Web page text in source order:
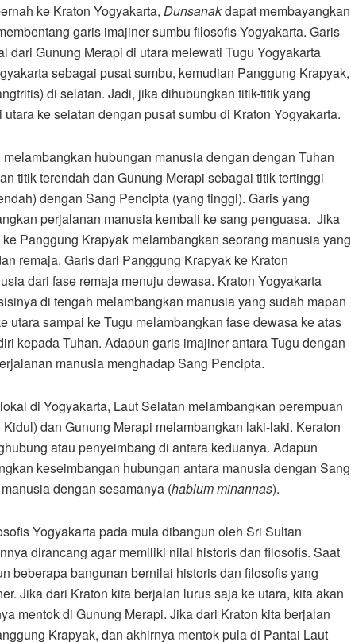
ke Kraton Yogyakarta, Dunsanakdapat membayangkan
garis imajiner sumbu filosofis Yogyakarta. Garis
dari Gunung Merapi di utara melewati Tugu Yogyakarta
sebagai pusat sumbu, kemudian Panggung Krapyak,
di selatan. Jadi, jika dihubungkan titik-titik yang
ke selatan dengan pusat sumbu di Kraton Yogyakarta.
hubungan manusia dengan dengan Tuhan
titik terendah dan Gunung Merapi sebagai titik tertinggi
dengan Sang Pencipta (yang tinggi). Garis yang
perjalanan manusia kembali ke sang penguasa. Jika
Panggung Krapyak melambangkan seorang manusia yang
remaja. Garis dari Panggung Krapyak ke Kraton
dari fase remaja menuju dewasa. Kraton Yogyakarta
di tengah melambangkan manusia yang sudah mapan
utara sampai ke Tugu melambangkan fase dewasa ke atas
kepada Tuhan. Adapun garis imajiner antara Tugu dengan
manusia menghadap Sang Pencipta.
di Yogyakarta, Laut Selatan melambangkan perempuan
dan Gunung Merapi melambangkan laki-laki. Keraton
atau penyeimbang di antara keduanya. Adapun
keseimbangan hubungan antara manusia dengan Sang
dengan sesamanya (hablum minannas).
Yogyakarta pada mula dibangun oleh Sri Sultan
dirancang agar memiliki nilai historis dan filosofis. Saat
beberapa bangunan bernilai historis dan filosofis yang
Jika dari Kraton kita berjalan lurus saja ke utara, kita akan
mentok di Gunung Merapi. Jika dari Kraton kita berjalan
Krapyak, dan akhirnya mentok pula di Pantai Laut